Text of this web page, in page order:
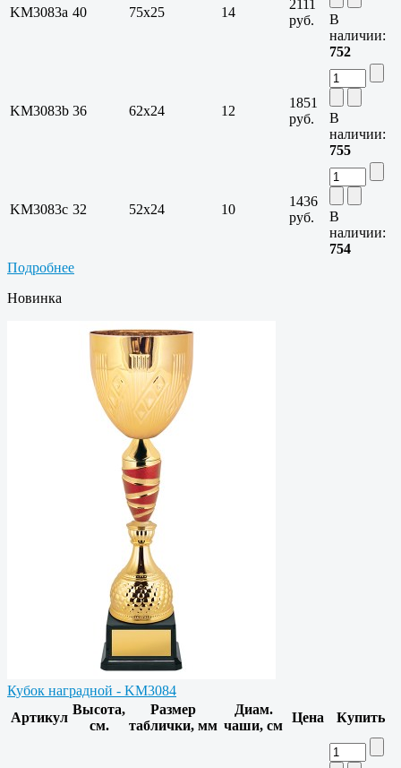
KM3083a 40 75х25 14
2111
руб.
В
наличии:
752
KM3083b 36 62х24 12
1851
руб.
В
наличии:
755
KM3083c 32 52х24 10
1436
руб.
В
наличии:
754
Подробнее
Новинка
Кубок наградной - KM3084
Артикул
Высота,
см.
Размер
таблички, мм
Диам.
чаши, см
Цена Купить